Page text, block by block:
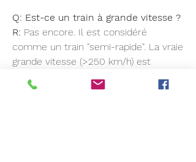
Q: Est-ce un train à grande vitesse ?
R: Pas encore. Il est considéré
comme un train "semi-rapide". La vraie
grande vitesse (>250 km/h) est
l'objectif du futur projet "Bullet Train".
0